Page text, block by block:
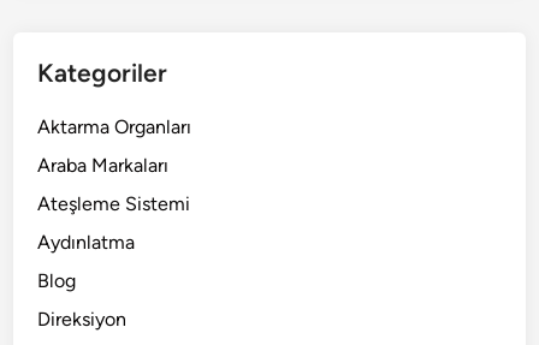
Kategoriler
Aktarma Organları
Araba Markaları
Ateşleme Sistemi
Aydınlatma
Blog
Direksiyon